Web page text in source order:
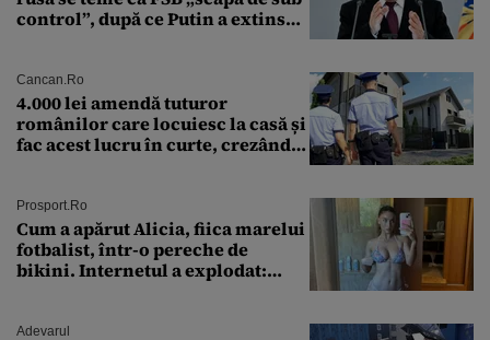
control”, după ce Putin a extins
Cancan.ro
4.000 lei amendă tuturor
românilor care locuiesc la casă și
fac acest lucru în curte, crezând
Prosport.ro
Cum a apărut Alicia, fiica marelui
fotbalist, într-o pereche de
bikini. Internetul a explodat:
Adevarul